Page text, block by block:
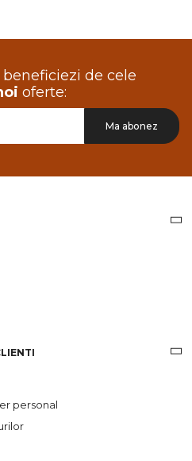
de cele
oferte:
Ma abonez
personal